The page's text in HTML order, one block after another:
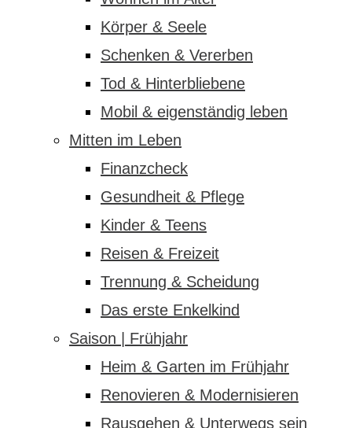
Körper & Seele
Schenken & Vererben
Tod & Hinterbliebene
Mobil & eigenständig leben
Mitten im Leben
Finanzcheck
Gesundheit & Pflege
Kinder & Teens
Reisen & Freizeit
Trennung & Scheidung
Das erste Enkelkind
Saison | Frühjahr
Heim & Garten im Frühjahr
Renovieren & Modernisieren
Rausgehen & Unterwegs sein